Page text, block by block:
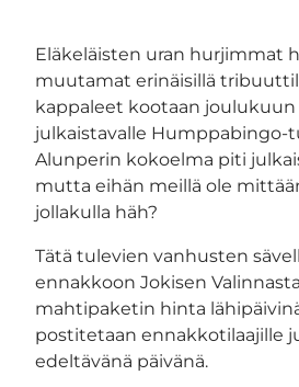
Eläkeläisten uran hurjimmat
muutamat erinäisillä
kappaleet kootaan joulukuun
julkaistavalle Humppabingo-
Alunperin kokoelma piti
mutta eihän meillä ole
jollakulla häh?
Tätä tulevien vanhusten
ennakkoon Jokisen
mahtipaketin hinta
postitetaan ennakkotilaajille
edeltävänä päivänä.